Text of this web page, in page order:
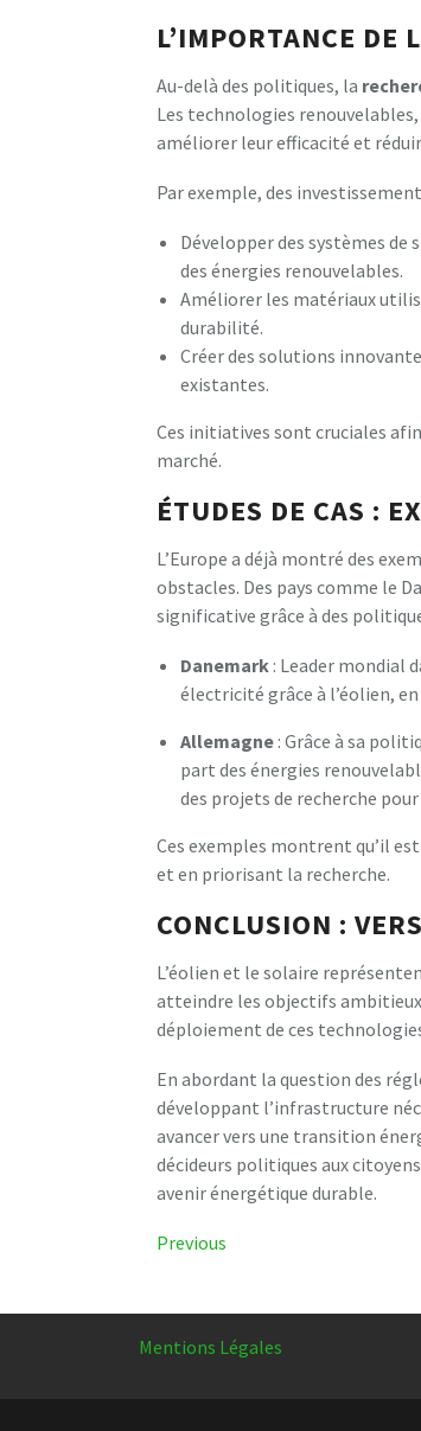
L’IMPORTANCE DE
Au-delà des politiques, la
Les technologies
améliorer leur efficacité et
Par exemple, des
Développer des systèmes
des énergies renouvelables.
Améliorer les matériaux
durabilité.
Créer des solutions
existantes.
Ces initiatives sont cruciales
marché.
ÉTUDES DE CAS :
L’Europe a déjà montré des
obstacles. Des pays comme le
significative grâce à des
Danemark : Leader mondial
électricité grâce à l’éolien,
Allemagne : Grâce à sa
part des énergies
des projets de recherche
Ces exemples montrent qu’il
et en priorisant la recherche.
CONCLUSION :
L’éolien et le solaire
atteindre les objectifs
déploiement de ces
En abordant la question des
développant l’infrastructure
avancer vers une transition
décideurs politiques aux
avenir énergétique durable.
Navigation
l’article
Previous
Previous
Mentions Légales